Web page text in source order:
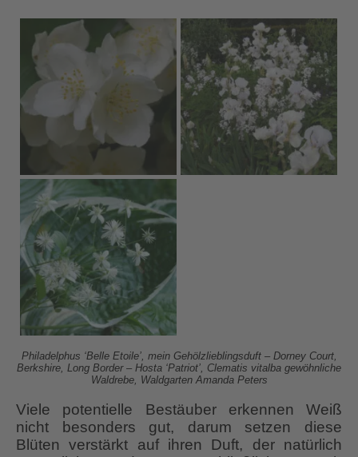
Philadelphus ‘Belle Etoile’, mein Gehölzlieblingsduft – Dorney Court,
Berkshire, Long Border – Hosta ‘Patriot’, Clematis vitalba gewöhnliche
Waldrebe, Waldgarten Amanda Peters
Viele potentielle Bestäuber erkennen Weiß
nicht besonders gut, darum setzen diese
Blüten verstärkt auf ihren Duft, der natürlich